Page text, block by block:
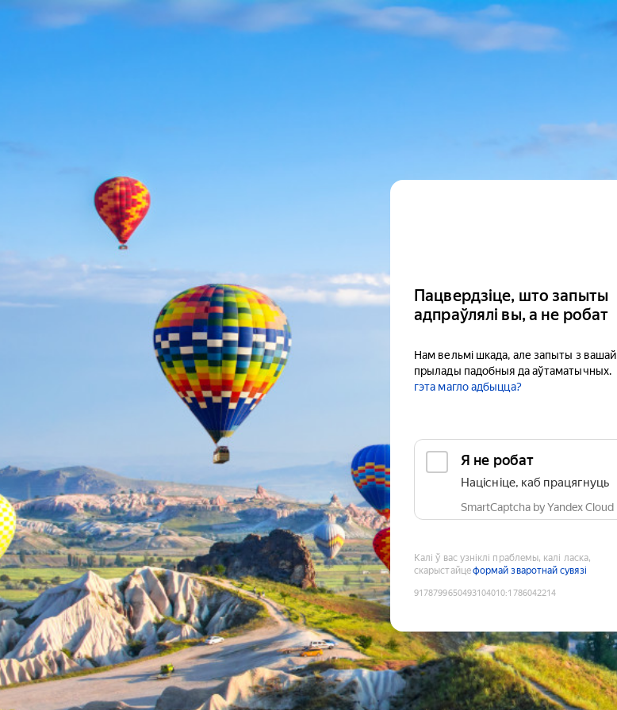
Пацвердзіце, што запыты
адпраўлялі вы, а не робат
Нам вельмі шкада, але запыты з вашай
прылады падобныя да аўтаматычных.
гэта магло адбыцца?
Я не робат
Націсніце, каб працягнуць
SmartCaptcha by Yandex Cloud
Калі ў вас узніклі праблемы, калі ласка,
скарыстайцеформай зваротнай сувязі
9178799650493104010:1786042214